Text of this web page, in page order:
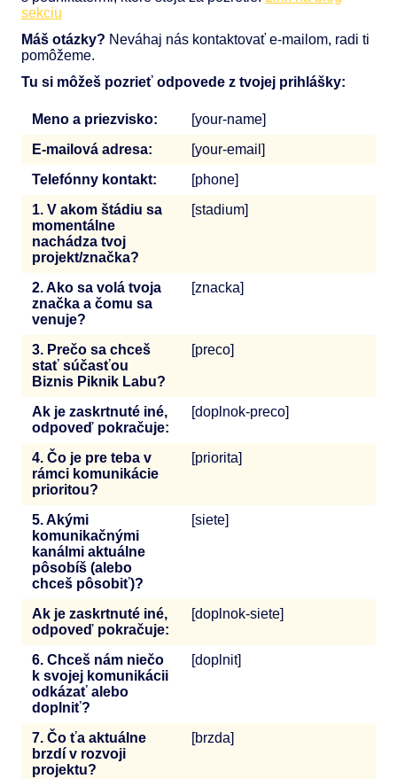
sekciu
Máš otázky? Neváhaj nás kontaktovať e-mailom, radi ti
pomôžeme.
Tu si môžeš pozrieť odpovede z tvojej prihlášky:
Meno a priezvisko:
[your-name]
E-mailová adresa:
[your-email]
Telefónny kontakt:
[phone]
1. V akom štádiu sa
momentálne
nachádza tvoj
projekt/značka?
[stadium]
2. Ako sa volá tvoja
značka a čomu sa
venuje?
[znacka]
3. Prečo sa chceš
stať súčasťou
Biznis Piknik Labu?
[preco]
Ak je zaskrtnuté iné,
odpoveď pokračuje:
[doplnok-preco]
4. Čo je pre teba v
rámci komunikácie
prioritou?
[priorita]
5. Akými
komunikačnými
kanálmi aktuálne
pôsobíš (alebo
chceš pôsobiť)?
[siete]
Ak je zaskrtnuté iné,
odpoveď pokračuje:
[doplnok-siete]
6. Chceš nám niečo
k svojej komunikácii
odkázať alebo
doplniť?
[doplnit]
7. Čo ťa aktuálne
brzdí v rozvoji
projektu?
[brzda]